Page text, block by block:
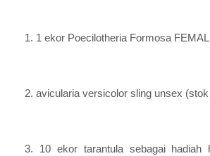
1. 1 ekor Poecilotheria Formosa
2. avicularia versicolor sling unsex
3. 10 ekor tarantula sebagai hadiah